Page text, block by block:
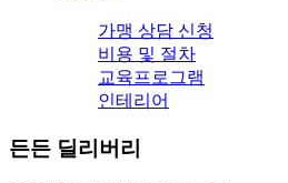
가맹 상담 신청
비용 및 절차
교육프로그램
인테리어
든든 딜리버리